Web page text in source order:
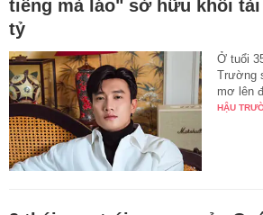
tiếng mà láo" sở hữu khối
tỷ
Ở tuổi
Trường
mơ lên
HẬU